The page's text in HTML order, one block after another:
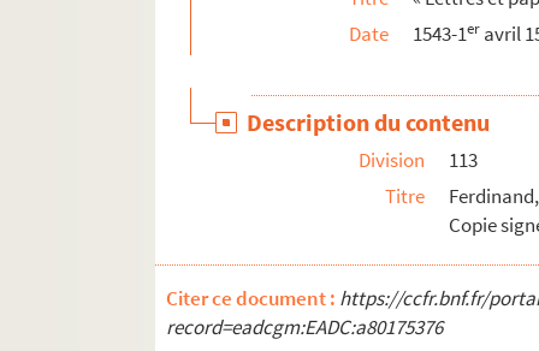
200. Articles présentés au Conseil du roi
218. Simon Renard à Philippe II. Saint-Dié-
223. Le roi Philippe II à Simon Renard. (S.
225. Simon Renard à Philippe II. (S. d., 28
227. Différends mus à l'occasion de la
228. Simon Renard à Philippe II. (S. d.,
230. Le roi Philippe II à Simon Renard. (S.
Date
1543-1er avril
Description du contenu
Division
113
Titre
Copie
Citer ce document : https://ccfr.bnf.fr/
record=eadcgm:EADC:a80175376